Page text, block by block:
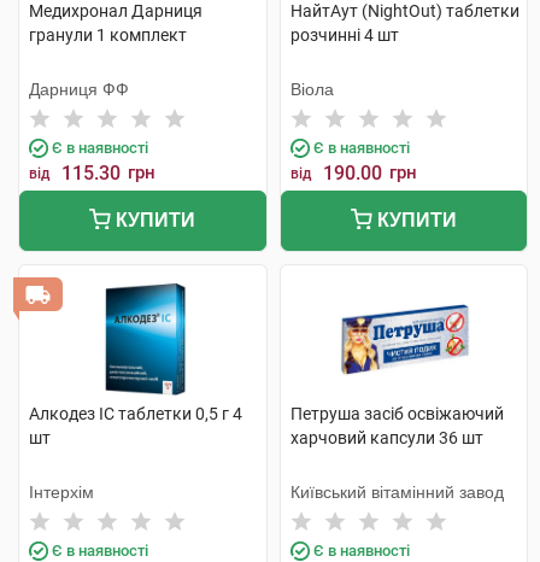
Медихронал Дарниця
гранули 1 комплект
Дарниця ФФ
Є в наявності
від 115.30 грн
КУПИТИ
НайтАут (NightOut) таблетки
розчинні 4 шт
Віола
Є в наявності
від 190.00 грн
КУПИТИ
Алкодез IC таблетки 0,5 г 4
шт
Інтерхім
Є в наявності
Петруша засіб освіжаючий
харчовий капсули 36 шт
Київський вітамінний завод
Є в наявності